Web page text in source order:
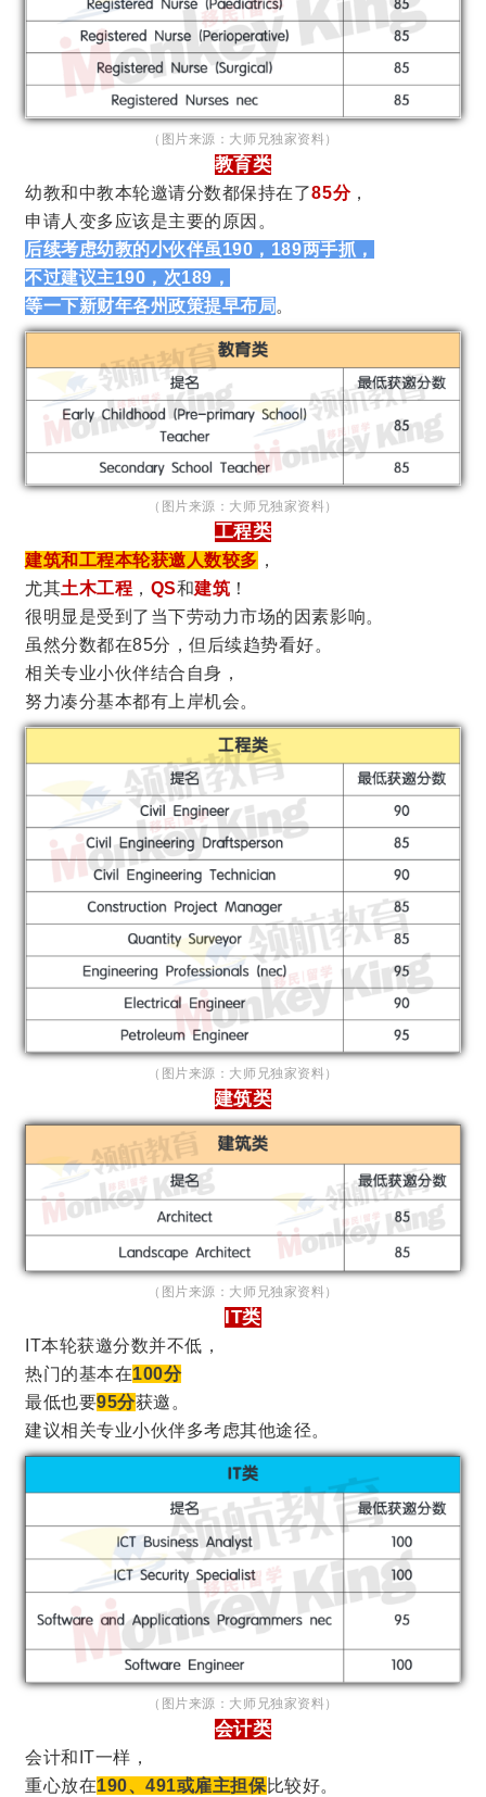
（图片来源：大师兄独家资料）
教育类
幼教和中教本轮邀请分数都保持在了85分，
申请人变多应该是主要的原因。
后续考虑幼教的小伙伴虽190，189两手抓，
不过建议主190，次189，
等一下新财年各州政策提早布局。
（图片来源：大师兄独家资料）
工程类
建筑和工程本轮获邀人数较多 ，
尤其土木工程 ， QS和建筑 ！
很明显是受到了当下劳动力市场的因素影响。
虽然分数都在85分，但后续趋势看好。
相关专业小伙伴结合自身，
努力凑分基本都有上岸机会。
（图片来源：大师兄独家资料）
建筑类
（图片来源：大师兄独家资料）
IT类
IT本轮获邀分数并不低，
热门的基本在100分
最低也要95分获邀。
建议相关专业小伙伴多考虑其他途径。
（图片来源：大师兄独家资料）
会计类
会计和IT一样，
重心放在190、491或雇主担保比较好。